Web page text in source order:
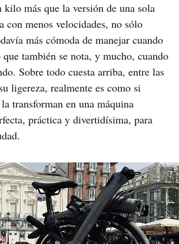
más que la versión de una sola
con menos velocidades, no sólo
más cómoda de manejar cuando
que también se nota, y mucho, cuando
Sobre todo cuesta arriba, entre las
ligereza, realmente es como si
transforman en una máquina
práctica y divertidísima, para